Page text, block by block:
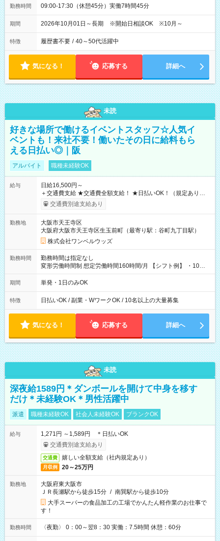
勤務時間 09:00-17:30（休憩45分）実働7時間45分
期間 2026年10月01日～長期 ※開始日相談OK ※10月～
特徴 履歴書不要 / 40～50代活躍中
気になる！ 応募する 詳細へ
未読
好きな場所で働けるイベントスタッフ☆人気イ
ベントも！来社不要！働いたその日に給料もら
える日払い◎｜阪
アルバイト 職種未経験OK
給与
日給16,500円～
＋交通費支給 ★交通費全額支給！ ★日払いOK！（規定あり） ┗
働いたその日に現金GET♪ お仕事後はコンビニATMから 日払
交通費別途支給あり
勤務地
大阪市天王寺区
大阪府大阪市天王寺区生玉前町（最寄り駅：谷町九丁目駅）
株式会社ワンベルウッズ
勤務時間
勤務時間は指定なし
変形労働時間制 想定労働時間160時間/月 【シフト例】 ・10：
00～20：00
期間 単発・1日のみOK
特徴 日払いOK / 副業・WワークOK / 10名以上の大量募集
気になる！ 応募する 詳細へ
未読
深夜給1589円＊ダンボールを開けて中身を移す
だけ＊未経験OK＊男性活躍中
派遣 職種未経験OK 社会人未経験OK ブランクOK
給与
1,271円 ～1,589円 ＊日払いOK
交通費別途支給あり
交通費 嬉しい全額支給（社内規定あり）
月収例 20～25万円
勤務地
大阪府東大阪市
ＪＲ長瀬駅から徒歩15分 / 南巽駅から徒歩10分
大手スーパーの食品加工の工場でかんたん軽作業のお仕事で
す！
勤務時間 〈夜勤〉 0：00～翌8：30 実働：7.5時間 休憩：60分